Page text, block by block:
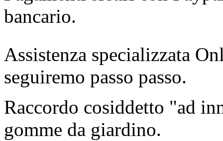
bancario.
Assistenza specializzata
seguiremo passo passo.
Raccordo cosiddetto "ad
gomme da giardino.